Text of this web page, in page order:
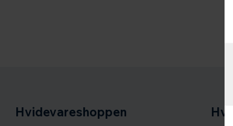
Hvidevareshoppen